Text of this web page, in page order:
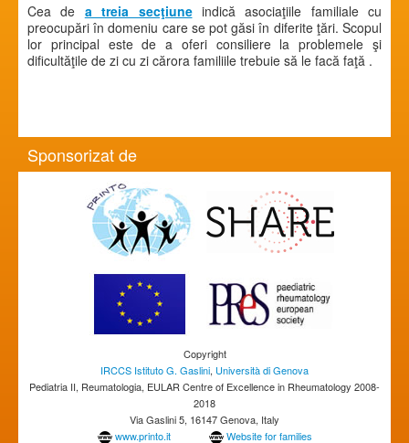
Cea de a treia secţiuneindică asociaţiile familiale cu
preocupări în domeniu care se pot găsi în diferite ţări. Scopul
lor principal este de a oferi consiliere la problemele şi
dificultăţile de zi cu zi cărora familiile trebuie să le facă faţă .
Sponsorizat de
Copyright
IRCCS Istituto G. Gaslini, Università di Genova
Pediatria II, Reumatologia, EULAR Centre of Excellence in Rheumatology 2008-
2018
Via Gaslini 5, 16147 Genova, Italy
www.printo.it
Website for families